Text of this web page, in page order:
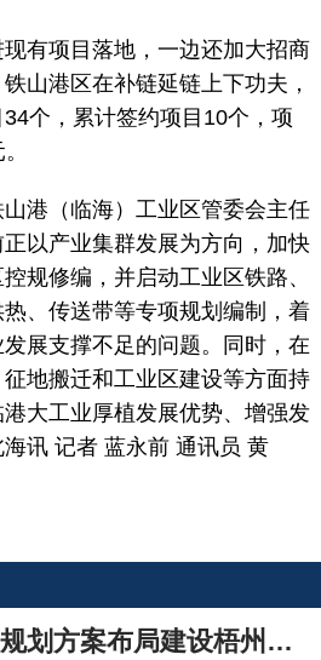
项目落地，一边还加大招商
山港区在补链延链上下功夫，
个，累计签约项目10个，项
（临海）工业区管委会主任
以产业集群发展为方向，加快
规修编，并启动工业区铁路、
、传送带等专项规划编制，着
展支撑不足的问题。同时，在
地搬迁和工业区建设等方面持
大工业厚植发展优势、增强发
讯 记者 蓝永前 通讯员 黄
广西生物医药产业规划方案布局建设梧州集群